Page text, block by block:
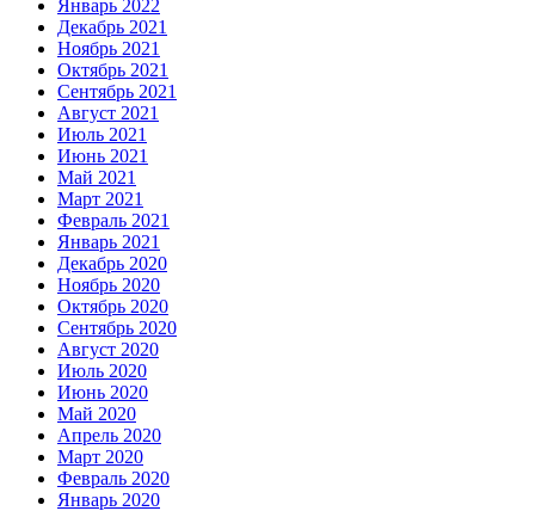
Январь 2022
Декабрь 2021
Ноябрь 2021
Октябрь 2021
Сентябрь 2021
Август 2021
Июль 2021
Июнь 2021
Май 2021
Март 2021
Февраль 2021
Январь 2021
Декабрь 2020
Ноябрь 2020
Октябрь 2020
Сентябрь 2020
Август 2020
Июль 2020
Июнь 2020
Май 2020
Апрель 2020
Март 2020
Февраль 2020
Январь 2020